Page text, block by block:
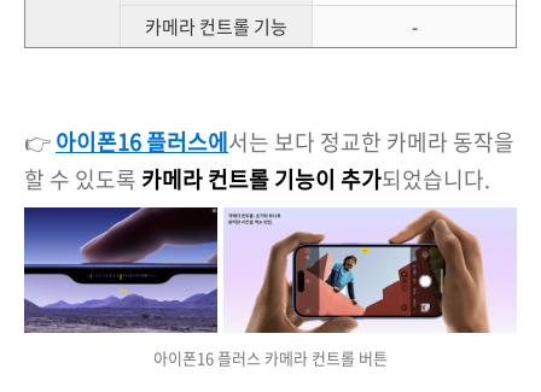
카메라 컨트롤 기능
-
👉아이폰16 플러스에서는 보다 정교한 카메라 동작을
할 수 있도록 카메라 컨트롤 기능이 추가되었습니다.
아이폰16 플러스 카메라 컨트롤 버튼